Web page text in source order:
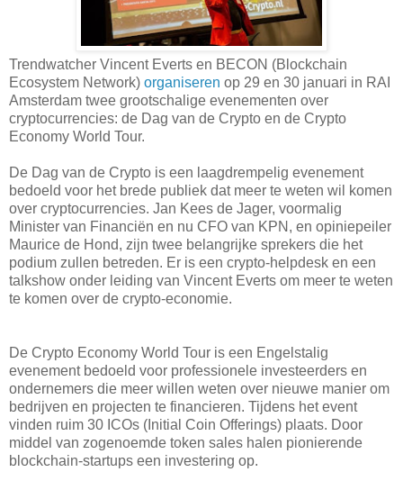
Trendwatcher Vincent Everts en BECON (Blockchain
Ecosystem Network) organiseren op 29 en 30 januari in RAI
Amsterdam twee grootschalige evenementen over
cryptocurrencies: de Dag van de Crypto en de Crypto
Economy World Tour.
De Dag van de Crypto is een laagdrempelig evenement
bedoeld voor het brede publiek dat meer te weten wil komen
over cryptocurrencies. Jan Kees de Jager, voormalig
Minister van Financiën en nu CFO van KPN, en opiniepeiler
Maurice de Hond, zijn twee belangrijke sprekers die het
podium zullen betreden. Er is een crypto-helpdesk en een
talkshow onder leiding van Vincent Everts om meer te weten
te komen over de crypto-economie.
De Crypto Economy World Tour is een Engelstalig
evenement bedoeld voor professionele investeerders en
ondernemers die meer willen weten over nieuwe manier om
bedrijven en projecten te financieren. Tijdens het event
vinden ruim 30 ICOs (Initial Coin Offerings) plaats. Door
middel van zogenoemde token sales halen pionierende
blockchain-startups een investering op.